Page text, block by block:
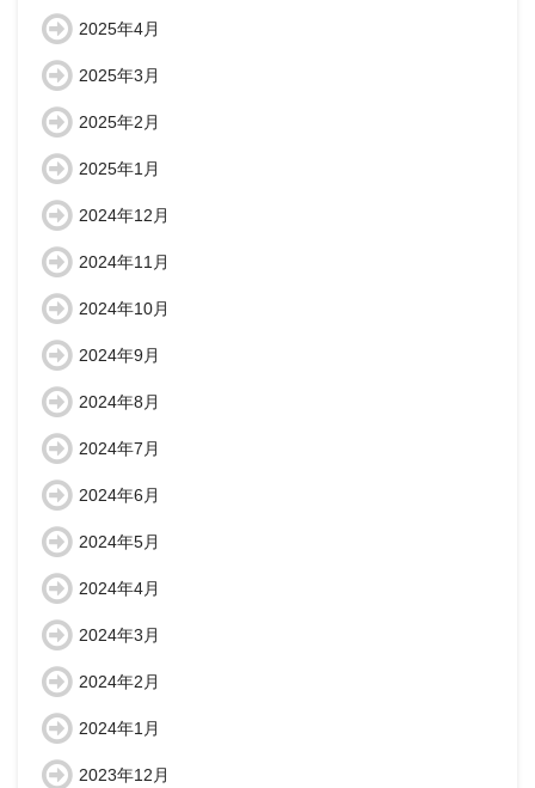
2025年4月
2025年3月
2025年2月
2025年1月
2024年12月
2024年11月
2024年10月
2024年9月
2024年8月
2024年7月
2024年6月
2024年5月
2024年4月
2024年3月
2024年2月
2024年1月
2023年12月